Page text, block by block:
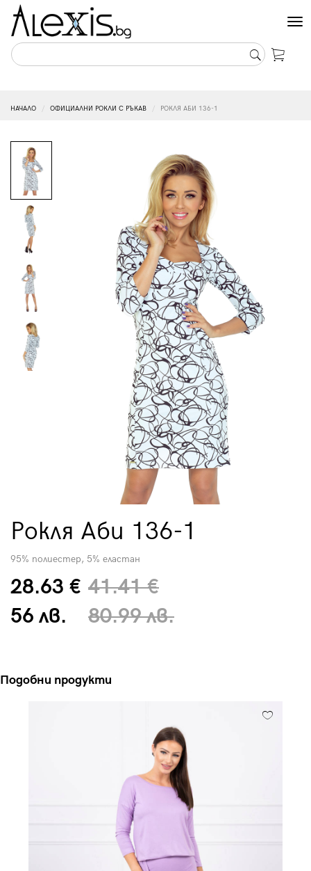
НАЧАЛО ОФИЦИАЛНИ РОКЛИ С РЪКАВ РОКЛЯ АБИ 136-1
Рокля Аби 136-1
95% полиестер, 5% еластан
28.63 €
56 лв.
41.41 €
80.99 лв.
Подобни продукти